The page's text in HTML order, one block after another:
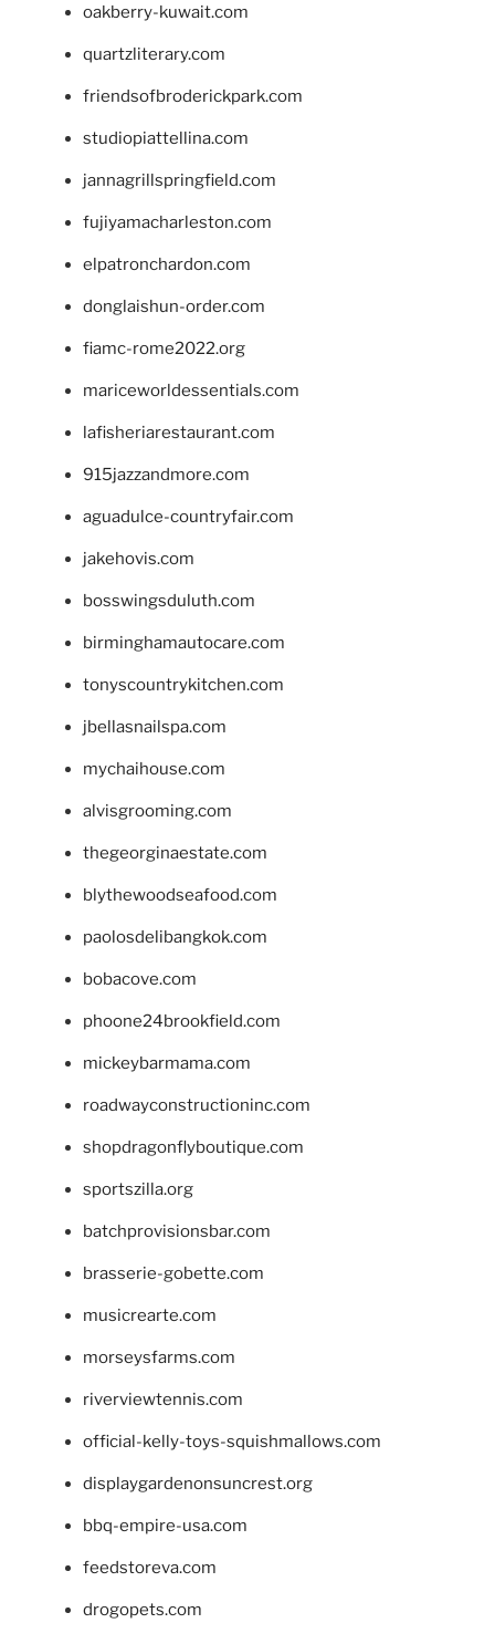
oakberry-kuwait.com
quartzliterary.com
friendsofbroderickpark.com
studiopiattellina.com
jannagrillspringfield.com
fujiyamacharleston.com
elpatronchardon.com
donglaishun-order.com
fiamc-rome2022.org
mariceworldessentials.com
lafisheriarestaurant.com
915jazzandmore.com
aguadulce-countryfair.com
jakehovis.com
bosswingsduluth.com
birminghamautocare.com
tonyscountrykitchen.com
jbellasnailspa.com
mychaihouse.com
alvisgrooming.com
thegeorginaestate.com
blythewoodseafood.com
paolosdelibangkok.com
bobacove.com
phoone24brookfield.com
mickeybarmama.com
roadwayconstructioninc.com
shopdragonflyboutique.com
sportszilla.org
batchprovisionsbar.com
brasserie-gobette.com
musicrearte.com
morseysfarms.com
riverviewtennis.com
official-kelly-toys-squishmallows.com
displaygardenonsuncrest.org
bbq-empire-usa.com
feedstoreva.com
drogopets.com